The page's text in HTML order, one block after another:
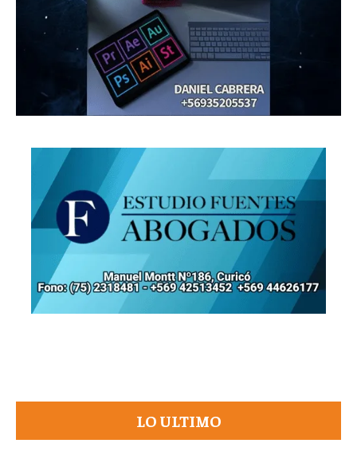
LO ULTIMO